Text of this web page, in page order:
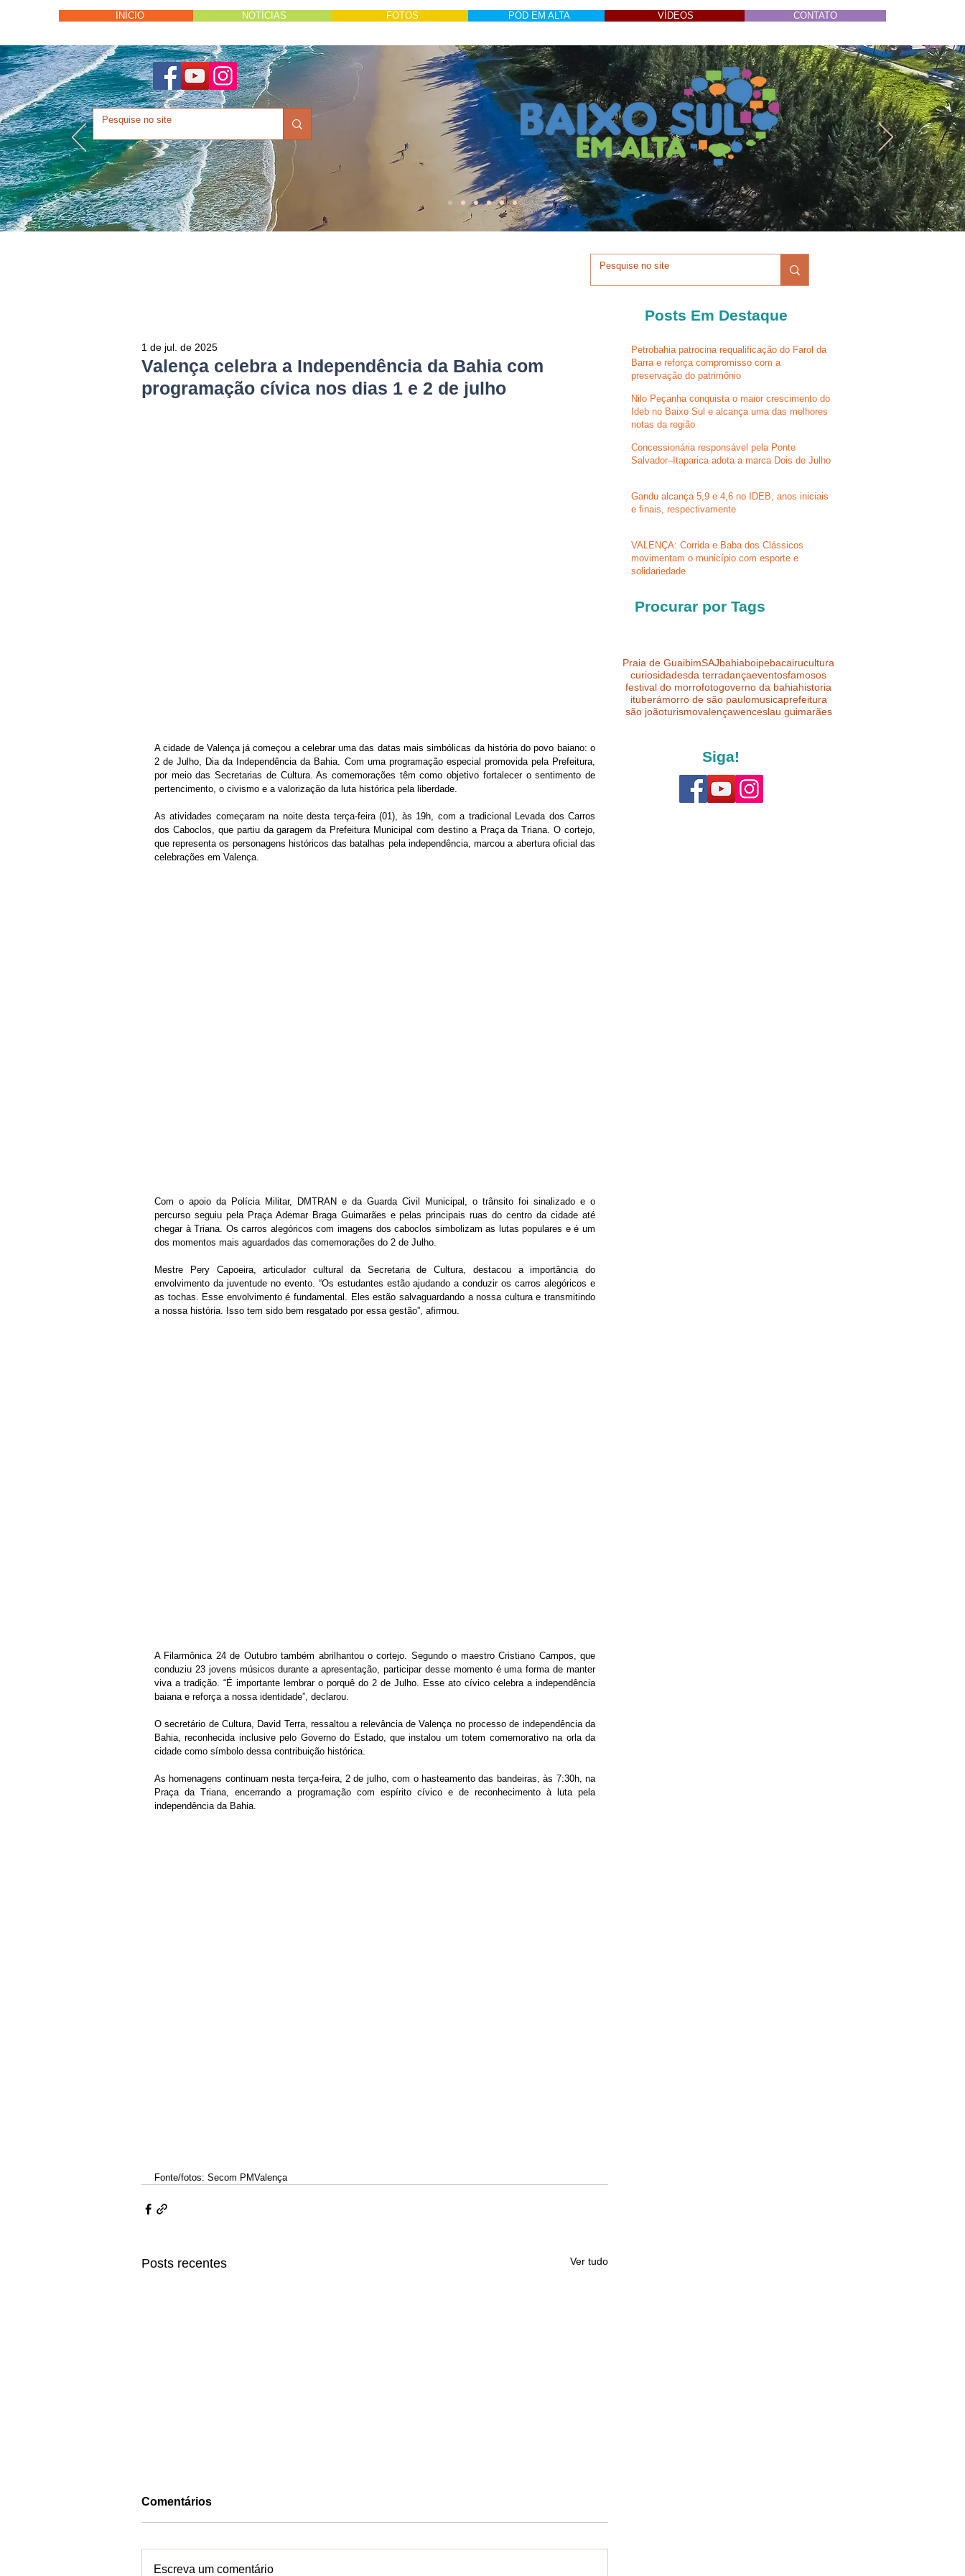
INÍCIO NOTÍCIAS FOTOS POD EM ALTA VÍDEOS CONTATO
Valença celebra a Independência da Bahia com
programação cívica nos dias 1 e 2 de julho
1 de jul. de 2025
A cidade de Valença já começou a celebrar uma das datas mais simbólicas da história do povo baiano: o
2 de Julho, Dia da Independência da Bahia. Com uma programação especial promovida pela Prefeitura,
por meio das Secretarias de Cultura. As comemorações têm como objetivo fortalecer o sentimento de
pertencimento, o civismo e a valorização da luta histórica pela liberdade.
As atividades começaram na noite desta terça-feira (01), às 19h, com a tradicional Levada dos Carros
dos Caboclos, que partiu da garagem da Prefeitura Municipal com destino a Praça da Triana. O cortejo,
que representa os personagens históricos das batalhas pela independência, marcou a abertura oficial das
celebrações em Valença.
Com o apoio da Polícia Militar, DMTRAN e da Guarda Civil Municipal, o trânsito foi sinalizado e o
percurso seguiu pela Praça Ademar Braga Guimarães e pelas principais ruas do centro da cidade até
chegar à Triana. Os carros alegóricos com imagens dos caboclos simbolizam as lutas populares e é um
dos momentos mais aguardados das comemorações do 2 de Julho.
Mestre Pery Capoeira, articulador cultural da Secretaria de Cultura, destacou a importância do
envolvimento da juventude no evento. “Os estudantes estão ajudando a conduzir os carros alegóricos e
as tochas. Esse envolvimento é fundamental. Eles estão salvaguardando a nossa cultura e transmitindo
a nossa história. Isso tem sido bem resgatado por essa gestão”, afirmou.
A Filarmônica 24 de Outubro também abrilhantou o cortejo. Segundo o maestro Cristiano Campos, que
conduziu 23 jovens músicos durante a apresentação, participar desse momento é uma forma de manter
viva a tradição. “É importante lembrar o porquê do 2 de Julho. Esse ato cívico celebra a independência
baiana e reforça a nossa identidade”, declarou.
O secretário de Cultura, David Terra, ressaltou a relevância de Valença no processo de independência da
Bahia, reconhecida inclusive pelo Governo do Estado, que instalou um totem comemorativo na orla da
cidade como símbolo dessa contribuição histórica.
As homenagens continuam nesta terça-feira, 2 de julho, com o hasteamento das bandeiras, às 7:30h, na
Praça da Triana, encerrando a programação com espírito cívico e de reconhecimento à luta pela
independência da Bahia.
Fonte/fotos: Secom PMValença
Posts recentes Ver tudo
Comentários
Escreva um comentário
Posts Em Destaque
Petrobahia patrocina requalificação do Farol da
Barra e reforça compromisso com a
preservação do patrimônio
Nilo Peçanha conquista o maior crescimento do
Ideb no Baixo Sul e alcança uma das melhores
notas da região
Concessionária responsável pela Ponte
Salvador–Itaparica adota a marca Dois de Julho
Gandu alcança 5,9 e 4,6 no IDEB, anos iniciais
e finais, respectivamente
VALENÇA: Corrida e Baba dos Clássicos
movimentam o município com esporte e
solidariedade
Procurar por Tags
Praia de GuaibimSAJbahiaboipebacairucultura
curiosidadesda terradançaeventosfamosos
festival do morrofotogoverno da bahiahistoria
ituberámorro de são paulomusicaprefeitura
são joãoturismovalençawenceslau guimarães
Siga!